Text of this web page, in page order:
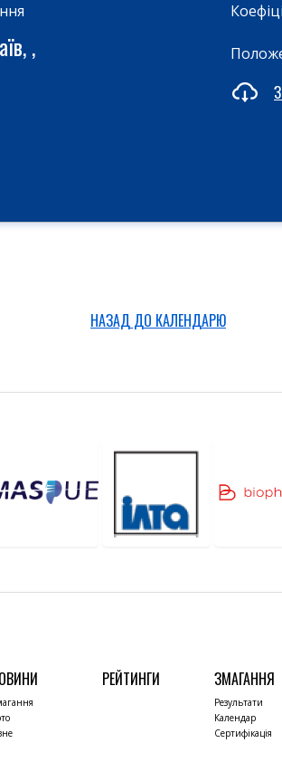
,
НАЗАД ДО КАЛЕНДАРЮ
РЕЙТИНГИ ЗМАГАННЯ
Результати
Календар
Сертифікація